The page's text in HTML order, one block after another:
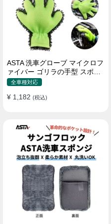
ASTA 洗車グローブ マイクロフ
ァイバー ゴリラの手型 スポン
ジ ボディー用 傷防止 吸水速乾
グッズ 掃除 手袋型 洗車タオル
全車種対応
¥ 1,182 (税込)